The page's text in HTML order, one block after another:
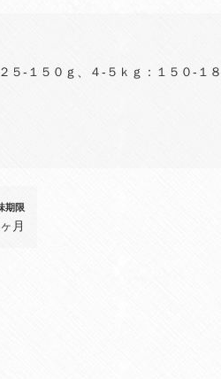
‐１５０ｇ、４‐５ｋｇ：１５０‐１８
期限
月